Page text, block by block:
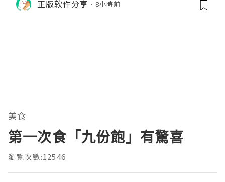
理。通过直观的可视化数据，它将抽象
正版软件分享 8小時前
美食
第一次食「九份飽」有驚喜
瀏覽次數:12546